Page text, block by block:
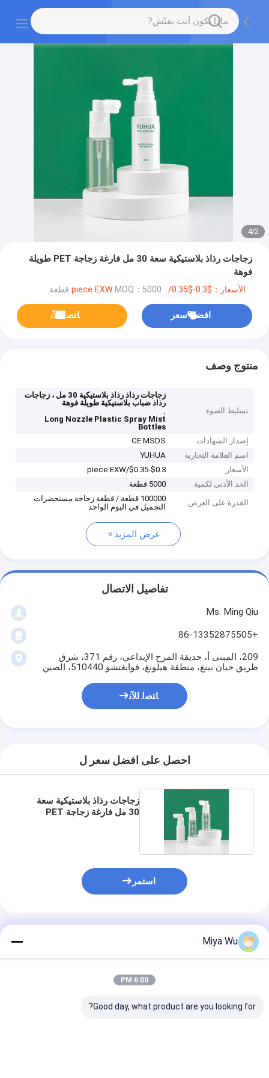
2
/
4
زجاجات رذاذ بلاستيكية سعة 30 مل فارغة زجاجة PET طويلة
فوهة
الأسعار：$0.3-$0.35/piece EXW MOQ：5000 قطعة
افضل سعر ﺎﺘﺼﻟ ﺍﻶﻧ
منتوج وصف
تسليط الضوء
زجاجات رذاذ رذاذ بلاستيكية 30 مل ، زجاجات
رذاذ ضباب بلاستيكية طويلة فوهة
,
Long Nozzle Plastic Spray Mist
Bottles
إصدار الشهادات
CE MSDS
اسم العلامة التجارية
YUHUA
الأسعار
$0.3-$0.35/piece EXW
الحد الأدنى لكمية
5000 قطعة
القدرة على العرض
100000 قطعة / قطعة زجاجة مستحضرات
التجميل في اليوم الواحد
عرض المزيد
تفاصيل الاتصال
Ms. Ming Qiu
+86-13352875505
209، المبنى أ، حديقة المرح الإبداعي، رقم 371، شرق
طريق جيان بينغ، منطقة هيلونغ، قوانغتشو 510440، الصين
ﺎﺘﺼﻟ ﺍﻶﻧ
احصل على افضل سعر ل
زجاجات رذاذ بلاستيكية سعة
30 مل فارغة زجاجة PET
استمر
المنتجات الموصى بها
Miya Wu
6:00 PM
Good day, what product are you looking for?